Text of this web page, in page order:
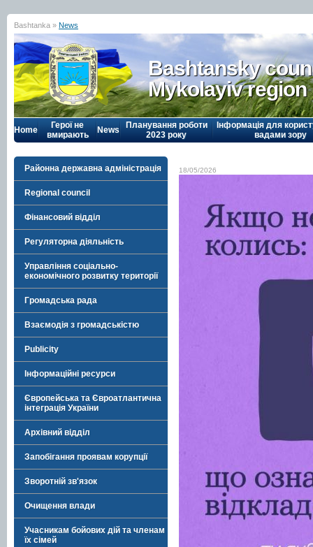
Bashtanka » News
Bashtansky
Mykolayiv region
Home
Герої не
вмирають
News
Планування роботи
2023 року
Інформація для
вадами зору
Районна державна адміністрація
Regional council
Фінансовий відділ
Регуляторна діяльність
Управління соціально-
економічного розвитку території
Громадська рада
Взаємодія з громадськістю
Publicity
Інформаційні ресурси
Європейська та Євроатлантична
інтеграція України
Архівний відділ
Запобігання проявам корупції
Зворотній зв'язок
Очищення влади
Учасникам бойових дій та членам
їх сімей
18/05/2026